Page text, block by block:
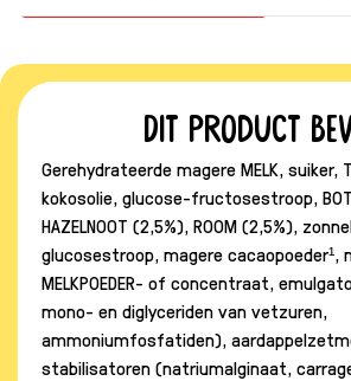
Dit product
Gerehydrateerde magere MELK, suiker,
kokosolie, glucose-fructosestroop,
HAZELNOOT (2,5%), ROOM (2,5%),
glucosestroop, magere cacaopoeder¹,
MELKPOEDER- of concentraat,
mono- en diglyceriden van vetzuren,
ammoniumfosfatiden),
stabilisatoren (natriumalginaat,